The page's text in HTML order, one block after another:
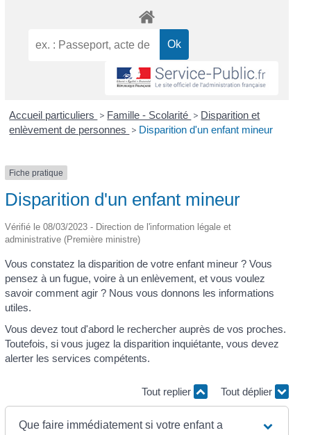
Accueil particuliers > Famille - Scolarité > Disparition et
enlèvement de personnes > Disparition d'un enfant mineur
Fiche pratique
Disparition d'un enfant mineur
Vérifié le 08/03/2023 - Direction de l'information légale et
administrative (Première ministre)
Vous constatez la disparition de votre enfant mineur ? Vous
pensez à un fugue, voire à un enlèvement, et vous voulez
savoir comment agir ? Nous vous donnons les informations
utiles.
Vous devez tout d'abord le rechercher auprès de vos proches.
Toutefois, si vous jugez la disparition inquiétante, vous devez
alerter les services compétents.
Tout replier Tout déplier
Que faire immédiatement si votre enfant a